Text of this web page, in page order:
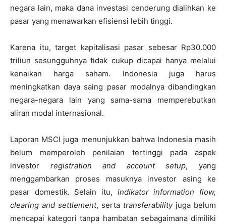
negara lain, maka dana investasi cenderung dialihkan ke
pasar yang menawarkan efisiensi lebih tinggi.
Karena itu, target kapitalisasi pasar sebesar Rp30.000
triliun sesungguhnya tidak cukup dicapai hanya melalui
kenaikan harga saham. Indonesia juga harus
meningkatkan daya saing pasar modalnya dibandingkan
negara-negara lain yang sama-sama memperebutkan
aliran modal internasional.
Laporan MSCI juga menunjukkan bahwa Indonesia masih
belum memperoleh penilaian tertinggi pada aspek
investor registration and account setup, yang
menggambarkan proses masuknya investor asing ke
pasar domestik. Selain itu, indikator information flow,
clearing and settlement, serta transferabilityjuga belum
mencapai kategori tanpa hambatan sebagaimana dimiliki